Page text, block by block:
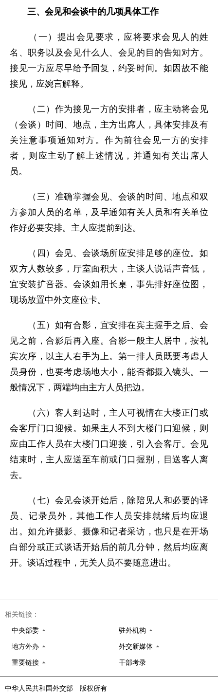
三、会见和会谈中的几项具体工作
（一）提出会见要求，应将要求会见人的姓
名、职务以及会见什么人、会见的目的告知对方。
接见一方应尽早给予回复，约妥时间。如因故不能
接见，应婉言解释。
（二）作为接见一方的安排者，应主动将会见
（会谈）时间、地点，主方出席人，具体安排及有
关注意事项通知对方。作为前往会见一方的安排
者，则应主动了解上述情况，并通知有关出席人
员。
（三）准确掌握会见、会谈的时间、地点和双
方参加人员的名单，及早通知有关人员和有关单位
作好必要安排。主人应提前到达。
（四）会见、会谈场所应安排足够的座位。如
双方人数较多，厅室面积大，主谈人说话声音低，
宜安装扩音器。会谈如用长桌，事先排好座位图，
现场放置中外文座位卡。
（五）如有合影，宜安排在宾主握手之后、会
见之前，合影后再入座。合影一般主人居中，按礼
宾次序，以主人右手为上。第一排人员既要考虑人
员身份，也要考虑场地大小，能否都摄入镜头。一
般情况下，两端均由主方人员把边。
（六）客人到达时，主人可视情在大楼正门或
会客厅门口迎候。如果主人不到大楼门口迎候，则
应由工作人员在大楼门口迎接，引入会客厅。会见
结束时，主人应送至车前或门口握别，目送客人离
去。
（七）会见会谈开始后，除陪见人和必要的译
员、记录员外，其他工作人员安排就绪后均应退
出。如允许摄影、摄像和记者采访，也只是在开场
白部分或正式谈话开始后的前几分钟，然后均应离
开。谈话过程中，无关人员不要随意进出。
相关链接：
中央部委 驻外机构
地方外办 外交新媒体
重要链接 干部考录
中华人民共和国外交部 版权所有